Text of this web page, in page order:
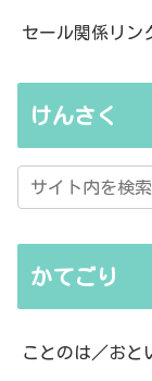
セール関係リン
けんさく
かてごり
ことのは／おと